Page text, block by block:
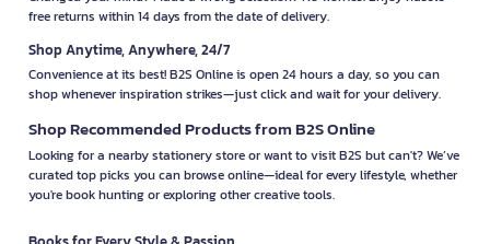
free returns within 14 days from the date of delivery.
Shop Anytime, Anywhere, 24/7
Convenience at its best! B2S Online is open 24 hours a day, so you can
shop whenever inspiration strikes—just click and wait for your delivery.
Shop Recommended Products from B2S Online
Looking for a nearby stationery store or want to visit B2S but can't? We’ve
curated top picks you can browse online—ideal for every lifestyle, whether
you're book hunting or exploring other creative tools.